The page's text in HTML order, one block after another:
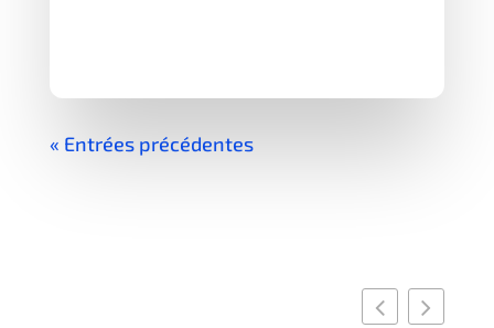
« Entrées précédentes